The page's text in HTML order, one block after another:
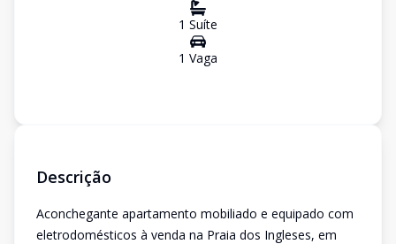
1 Suíte
1 Vaga
Descrição
Aconchegante apartamento mobiliado e equipado com
eletrodomésticos à venda na Praia dos Ingleses, em